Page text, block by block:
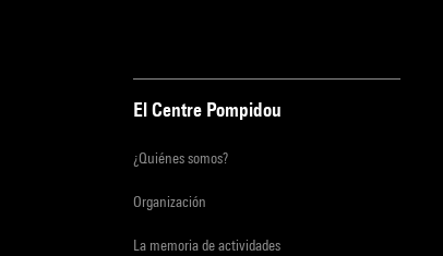
El Centre Pompidou
¿Quiénes somos?
Organización
La memoria de actividades